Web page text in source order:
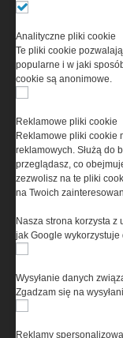
w celu
w tym w
Korzystanie z
cookies
cookies. Nim
serwisu
prywatności
Copyright © 2004-
Spółka
Wydawcy i
Analityczne pliki cookie
Te pliki cookie
popularne i w jaki
cookie są anonimowe.
Reklamowe pliki cookie
Reklamowe pliki cookie
reklamowych. Służą do
przeglądasz, co
zezwolisz na te pliki
na Twoich
Nasza strona korzysta z
jak Google
Wysyłanie danych
Zgadzam się na
Reklamy